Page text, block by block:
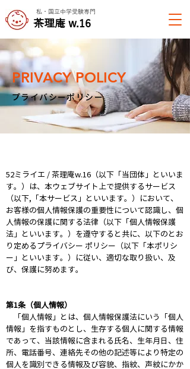
私・国立中学受験専門
​茶理庵 w.16
PRIVACY POLICY
​プライバシーポリシー
52ミライエ / 茶理庵w.16（以下「当団体」といいま
す。）は、本ウェブサイト上で提供するサービス
（以下,「本サービス」といいます。）において、
お客様の個人情報保護の重要性について認識し、個
人情報の保護に関する法律（以下「個人情報保護
法」といいます。）を遵守すると共に、以下のとお
り定めるプライバシー ポリシー（以下「本ポリシ
ー」といいます。）に従い、適切な取り扱い、及
び、保護に努めます。
第1条（個人情報）
「個人情報」とは、個人情報保護法にいう「個人
情報」を指すものとし、生存する個人に関する情報
であって、当該情報に含まれる氏名、生年月日、住
所、電話番号、連絡先その他の記述等により特定の
個人を識別できる情報及び容貌、指紋、声紋にかか